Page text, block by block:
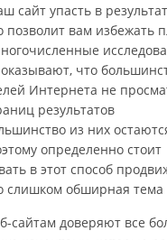
сайт упасть в
позволит вам избежать
что
Интернета не
результатов
из них
определенно стоит
в этот способ
слишком обширная тема
сайтам доверяют все